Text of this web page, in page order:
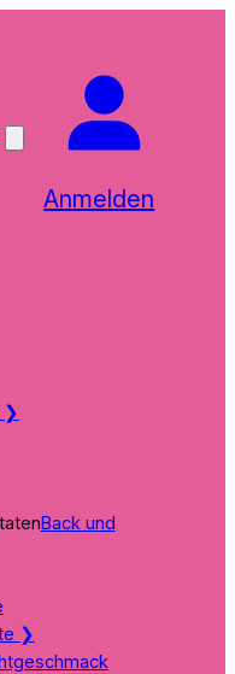
Anmelden
❯
Back und
❯